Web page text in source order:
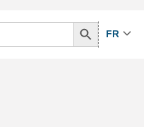
Search
Button
FR